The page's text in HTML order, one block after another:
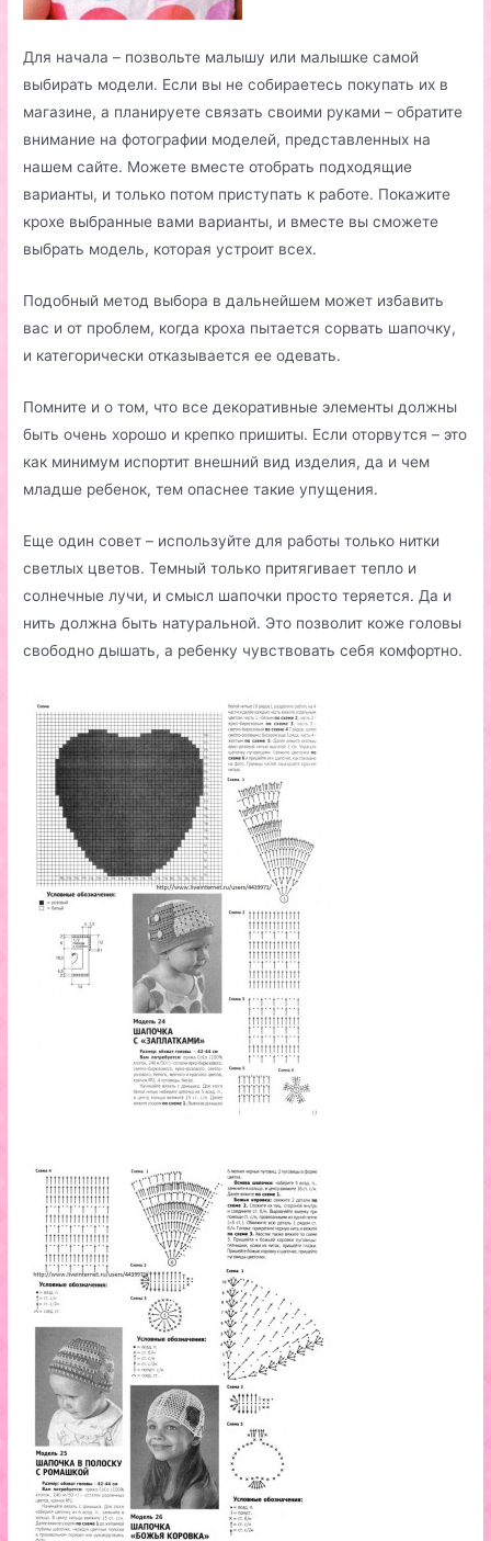
Для начала – позвольте малышу или малышке самой
выбирать модели. Если вы не собираетесь покупать их в
магазине, а планируете связать своими руками – обратите
внимание на фотографии моделей, представленных на
нашем сайте. Можете вместе отобрать подходящие
варианты, и только потом приступать к работе. Покажите
крохе выбранные вами варианты, и вместе вы сможете
выбрать модель, которая устроит всех.
Подобный метод выбора в дальнейшем может избавить
вас и от проблем, когда кроха пытается сорвать шапочку,
и категорически отказывается ее одевать.
Помните и о том, что все декоративные элементы должны
быть очень хорошо и крепко пришиты. Если оторвутся – это
как минимум испортит внешний вид изделия, да и чем
младше ребенок, тем опаснее такие упущения.
Еще один совет – используйте для работы только нитки
светлых цветов. Темный только притягивает тепло и
солнечные лучи, и смысл шапочки просто теряется. Да и
нить должна быть натуральной. Это позволит коже головы
свободно дышать, а ребенку чувствовать себя комфортно.